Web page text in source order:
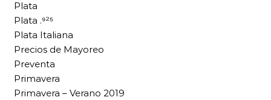
Plata
Plata .⁹²⁵
Plata Italiana
Precios de Mayoreo
Preventa
Primavera
Primavera – Verano 2019